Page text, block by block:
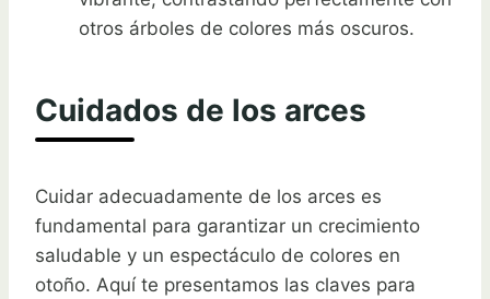
otros árboles de colores más oscuros.
Cuidados de los arces
Cuidar adecuadamente de los arces es
fundamental para garantizar un crecimiento
saludable y un espectáculo de colores en
otoño. Aquí te presentamos las claves para